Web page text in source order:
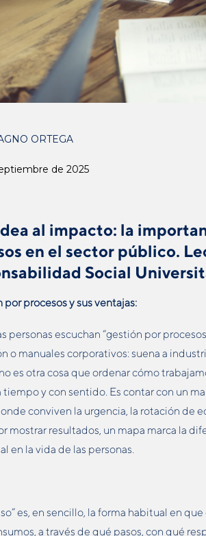
ORTEGA
de 2025
al impacto: la
en el sector público.
Social
por procesos y sus ventajas:
personas escuchan “gestión por
o manuales corporativos: suena a
es otra cosa que ordenar cómo
tiempo y con sentido. Es contar con un
conviven la urgencia, la rotación de
mostrar resultados, un mapa marca la
en la vida de las personas.
es, en sencillo, la forma habitual en
a través de qué pasos, con qué